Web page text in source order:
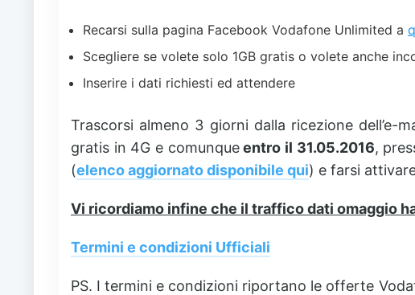
Recarsi sulla pagina Facebook Vodafone Unlimited a
Scegliere se volete solo 1GB gratis o volete anche
Inserire i dati richiesti ed attendere
Trascorsi almeno 3 giorni dalla ricezione dell’e-
gratis in 4G e comunqueentro il 31.05.2016,
(elenco aggiornato disponibile qui) e farsi
Vi ricordiamo infine che il traffico dati omaggio
Termini e condizioni Ufficiali
PS. I termini e condizioni riportano le offerte